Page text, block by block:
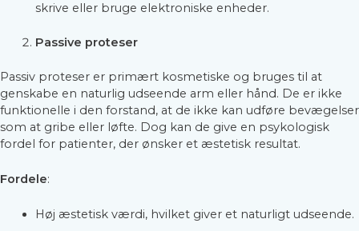
skrive eller bruge elektroniske enheder.
Passive proteser
Passiv proteser er primært kosmetiske og bruges til at
genskabe en naturlig udseende arm eller hånd. De er ikke
funktionelle i den forstand, at de ikke kan udføre bevægelser
som at gribe eller løfte. Dog kan de give en psykologisk
fordel for patienter, der ønsker et æstetisk resultat.
Fordele:
Høj æstetisk værdi, hvilket giver et naturligt udseende.